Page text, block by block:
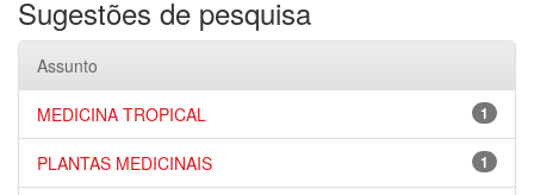
Sugestões de pesquisa
Assunto
1
MEDICINA TROPICAL
1
PLANTAS MEDICINAIS